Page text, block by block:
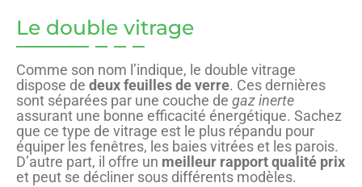
Le double vitrage
Comme son nom l’indique, le double vitrage
dispose de deux feuilles de verre. Ces dernières
sont séparées par une couche de gaz inerte
assurant une bonne efficacité énergétique. Sachez
que ce type de vitrage est le plus répandu pour
équiper les fenêtres, les baies vitrées et les parois.
D’autre part, il offre un meilleur rapport qualité prix
et peut se décliner sous différents modèles.